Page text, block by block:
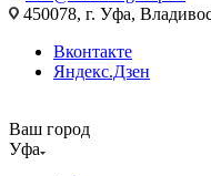
450078, г. Уфа,
Вконтакте
Яндекс.Дзен
Ваш город
Уфа